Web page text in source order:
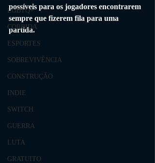
LGBTQ+
CORRIDA
ESPORTES
SOBREVIVÊNCIA
CONSTRUÇÃO
INDIE
SWITCH
GUERRA
LUTA
GRATUITO
possíveis para os jogadores encontrarem
sempre que fizerem fila para uma
partida.